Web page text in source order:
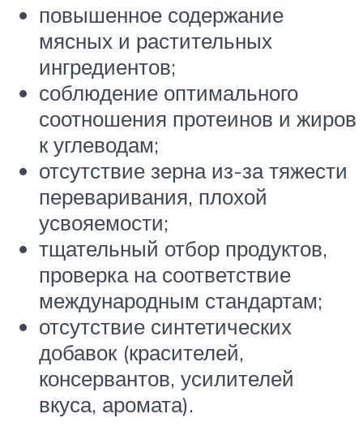
повышенное содержание
мясных и растительных
ингредиентов;
соблюдение оптимального
соотношения протеинов и жиров
к углеводам;
отсутствие зерна из-за тяжести
переваривания, плохой
усвояемости;
тщательный отбор продуктов,
проверка на соответствие
международным стандартам;
отсутствие синтетических
добавок (красителей,
консервантов, усилителей
вкуса, аромата).